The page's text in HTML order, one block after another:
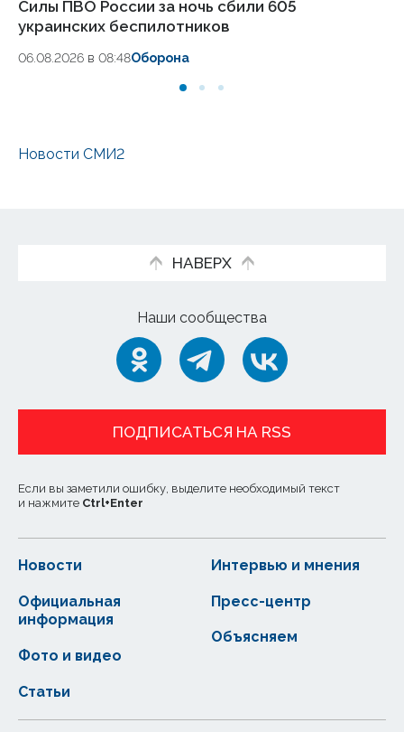
Силы ПВО России за ночь сбили 605
украинских беспилотников
06.08.2026 в 08:48Оборона
Новости СМИ2
НАВЕРХ
Наши сообщества
ПОДПИСАТЬСЯ НА RSS
Если вы заметили ошибку, выделите необходимый текст
и нажмите Ctrl+Enter
Новости
Статьи
Официальная
информация
Интервью и мнения
Фото и видео
Пресс-центр
Объясняем